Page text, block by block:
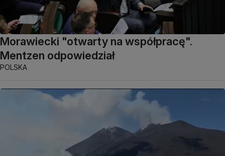
Morawiecki "otwarty na współpracę".
Mentzen odpowiedział
POLSKA